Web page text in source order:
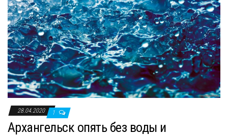
28.04.2020 1
Архангельск опять без воды и